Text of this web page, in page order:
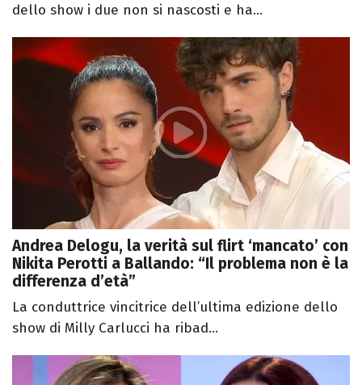
dello show i due non si nascosti e ha...
Andrea Delogu, la verità sul flirt ‘mancato’ con
Nikita Perotti a Ballando: “Il problema non è la
differenza d’età”
La conduttrice vincitrice dell’ultima edizione dello
show di Milly Carlucci ha ribad...